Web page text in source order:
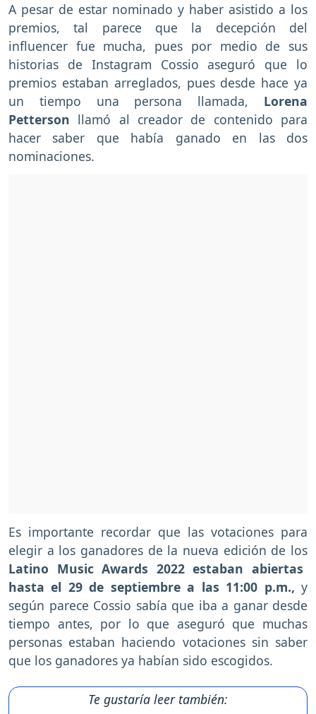
A pesar de estar nominado y haber asistido a los
premios, tal parece que la decepción del
influencer fue mucha, pues por medio de sus
historias de Instagram Cossio aseguró que lo
premios estaban arreglados, pues desde hace ya
un tiempo una persona llamada, Lorena
Petterson llamó al creador de contenido para
hacer saber que había ganado en las dos
nominaciones.
Es importante recordar que las votaciones para
elegir a los ganadores de la nueva edición de los
Latino Music Awards 2022 estaban abiertas
hasta el 29 de septiembre a las 11:00 p.m., y
según parece Cossio sabía que iba a ganar desde
tiempo antes, por lo que aseguró que muchas
personas estaban haciendo votaciones sin saber
que los ganadores ya habían sido escogidos.
Te gustaría leer también: